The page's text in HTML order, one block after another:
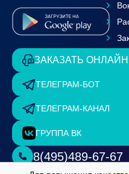
ЗАКАЗАТЬ ОНЛАЙН
ТЕЛЕГРАМ-БОТ
ТЕЛЕГРАМ-КАНАЛ
ГРУППА ВК
8(495)489-67-67